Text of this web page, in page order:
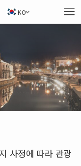
KO
사정에 따라 관광